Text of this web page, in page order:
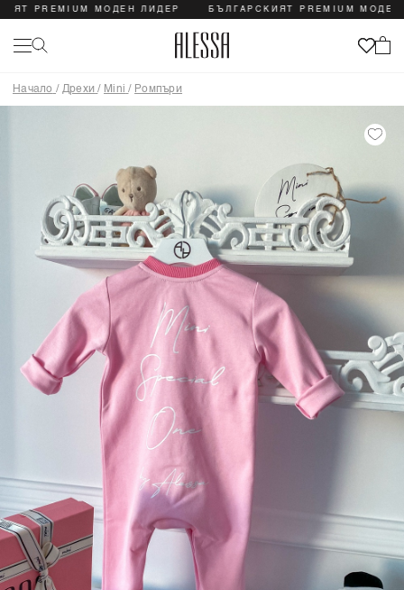
PREMIUM МОДЕН ЛИДЕР БЪЛГАРСКИЯТ PREMIUM МОДЕН
Начало / Дрехи / Mini / Ромпъри